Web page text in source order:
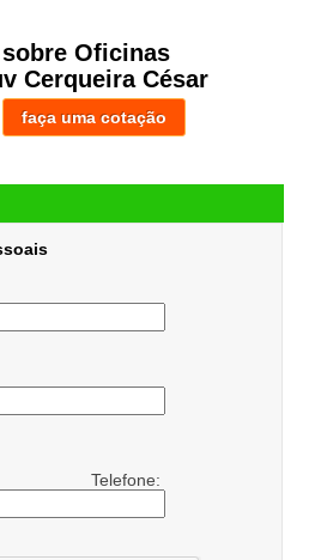
Oficinas
Cerqueira César
faça uma cotação
Telefone: